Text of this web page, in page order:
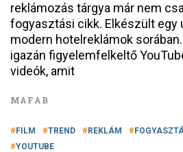
reklámozás tárgya már nem
fogyasztási cikk. Elkészült egy
modern hotelreklámok
igazán figyelemfelkeltő
videók, amit
MAFAB
FILM TREND REKLÁM
YOUTUBE